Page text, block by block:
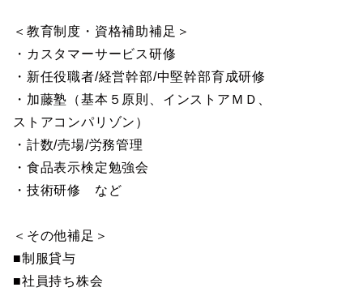
＜教育制度・資格補助補足＞
・カスタマーサービス研修
・新任役職者/経営幹部/中堅幹部育成研修
・加藤塾（基本５原則、インストアＭＤ、
ストアコンパリゾン）
・計数/売場/労務管理
・食品表示検定勉強会
・技術研修 など
＜その他補足＞
■制服貸与
■社員持ち株会